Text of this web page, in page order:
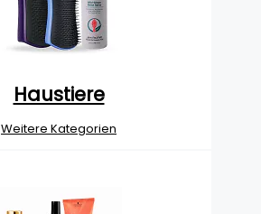
Haustiere
Weitere Kategorien